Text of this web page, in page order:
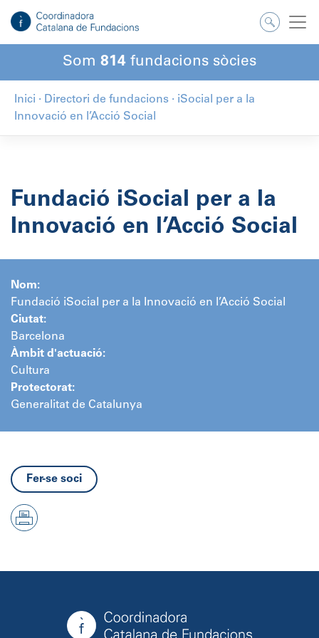
contingut
Som 814 fundacions sòcies
Inici · Directori de fundacions · iSocial per a la
Innovació en l’Acció Social
Fundació iSocial per a la
Innovació en l’Acció Social
Nom:
Fundació iSocial per a la Innovació en l’Acció Social
Ciutat:
Barcelona
Àmbit d'actuació:
Cultura
Protectorat:
Generalitat de Catalunya
Fer-se soci